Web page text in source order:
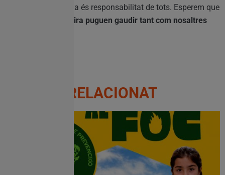
tindre una gran festa és responsabilitat de tots. Esperem que
d’Alzira puguen gaudir tant com nosaltres
RELACIONAT